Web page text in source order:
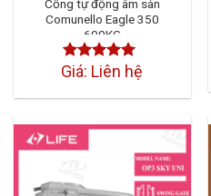
Cổng tự động âm sàn
Comunello Eagle 350
600KG
Được xếp
sao
Giá: Liên hệ